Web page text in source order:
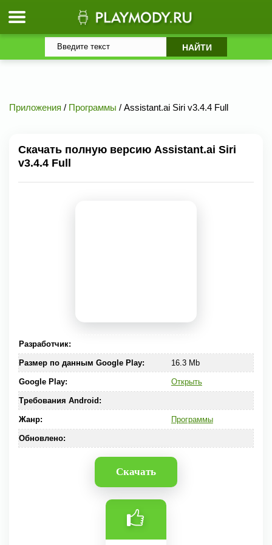
Приложения / Программы / Assistant.ai Siri v3.4.4 Full
Скачать полную версию Assistant.ai Siri
v3.4.4 Full
Разработчик:
Размер по данным Google Play: 16.3 Mb
Google Play: Открыть
Требования Android:
Жанр: Программы
Обновлено:
Скачать